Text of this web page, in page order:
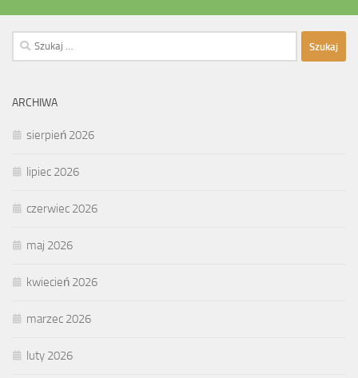
Szukaj:
ARCHIWA
sierpień 2026
lipiec 2026
czerwiec 2026
maj 2026
kwiecień 2026
marzec 2026
luty 2026